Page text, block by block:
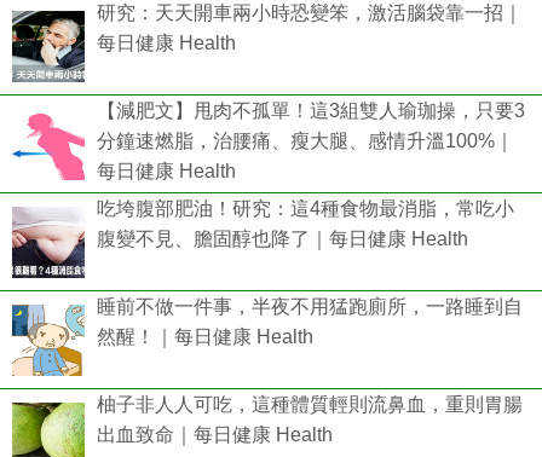
研究：天天開車兩小時恐變笨，激活腦袋靠一招｜
每日健康 Health
【減肥文】甩肉不孤單！這3組雙人瑜珈操，只要3
分鐘速燃脂，治腰痛、瘦大腿、感情升溫100%｜
每日健康 Health
吃垮腹部肥油！研究：這4種食物最消脂，常吃小
腹變不見、膽固醇也降了｜每日健康 Health
睡前不做一件事，半夜不用猛跑廁所，一路睡到自
然醒！｜每日健康 Health
柚子非人人可吃，這種體質輕則流鼻血，重則胃腸
出血致命｜每日健康 Health